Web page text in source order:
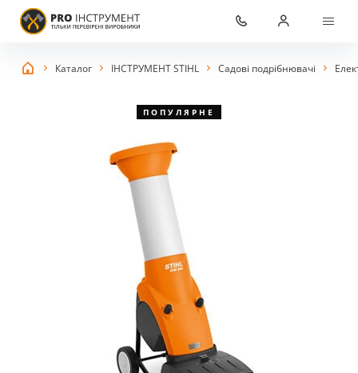
Каталог ІНСТРУМЕНТ STIHL Садові подрібнювачі
ПОПУЛЯРНЕ